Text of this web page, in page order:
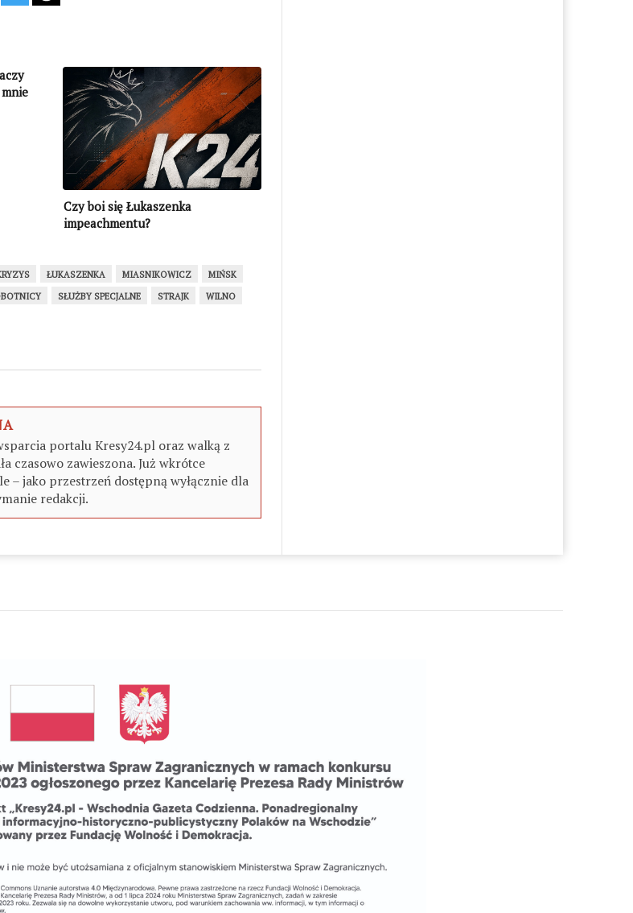
Czy boi się Łukaszenka
impeachmentu?
ŁUKASZENKA MIASNIKOWICZ
MIŃSK
SŁUŻBY SPECJALNE STRAJK
WILNO
portalu Kresy24.pl oraz walką z
czasowo zawieszona. Już wkrótce
jako przestrzeń dostępną wyłącznie dla
redakcji.